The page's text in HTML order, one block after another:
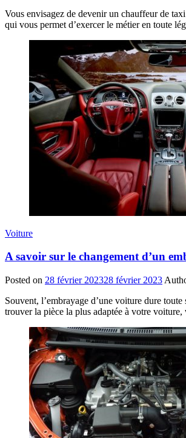
Vous envisagez de devenir un chauffeur de
qui vous permet d’exercer le métier en toute
Voiture
A savoir sur le changement d’un
Posted on 28 février 202328 février 2023
Souvent, l’embrayage d’une voiture dure
trouver la pièce la plus adaptée à votre